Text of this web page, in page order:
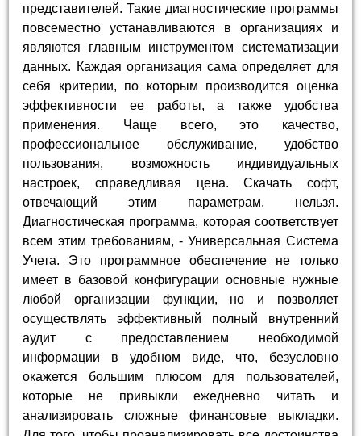
представителей. Такие диагностические программы
повсеместно устанавливаются в организациях и
являются главным инструментом систематизации
данных. Каждая организация сама определяет для
себя критерии, по которым производится оценка
эффективности ее работы, а также удобства
применения. Чаще всего, это качество,
профессиональное обслуживание, удобство
пользования, возможность индивидуальных
настроек, справедливая цена. Скачать софт,
отвечающий этим параметрам, нельзя.
Диагностическая программа, которая соответствует
всем этим требованиям, - Универсальная Система
Учета. Это программное обеспечение не только
имеет в базовой конфигурации основные нужные
любой организации функции, но и позволяет
осуществлять эффективный полный внутренний
аудит с предоставлением необходимой
информации в удобном виде, что, безусловно
окажется большим плюсом для пользователей,
которые не привыкли ежедневно читать и
анализировать сложные финансовые выкладки.